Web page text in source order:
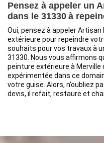
Pensez à appeler un
dans le 31330 à
Oui, pensez à appeler
extérieure pour repeindre
souhaits pour vos travaux à
31330. Nous vous affirmons
peinture extérieure à Merville
expérimentée dans ce
votre guise. Alors, n’oubliez
devis, il refait, restaure et